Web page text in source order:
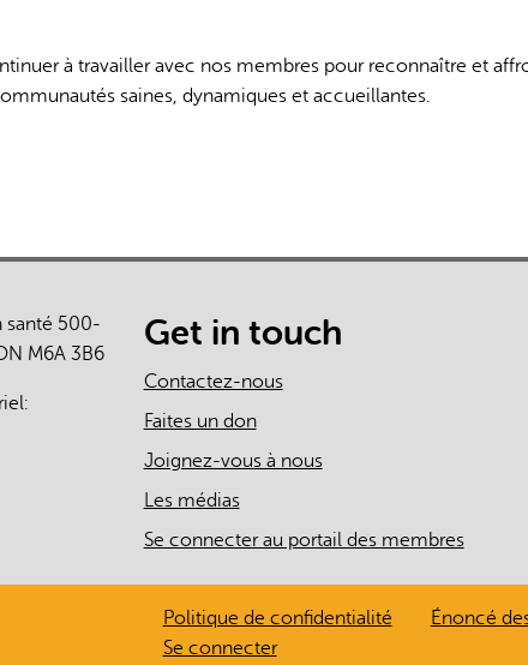
à travailler avec nos membres pour reconnaître et
saines, dynamiques et accueillantes.
santé 500-
M6A 3B6
Get in touch
Contactez-nous
Faites un don
Joignez-vous à nous
Les médias
Se connecter au portail des membres
Politique de confidentialité
Énoncé
Se connecter